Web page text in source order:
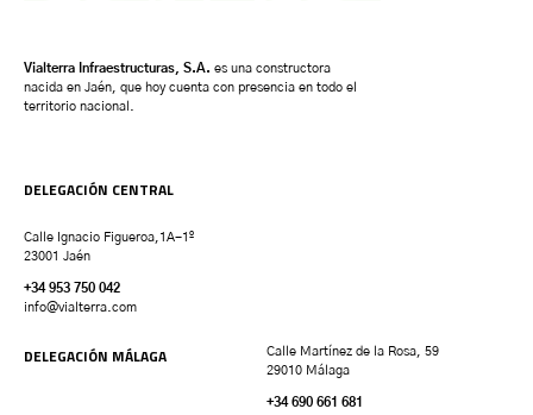
Vialterra Infraestructuras, S.A. es una constructora
nacida en Jaén, que hoy cuenta con presencia en todo el
territorio nacional.
DELEGACIÓN CENTRAL
Calle Ignacio Figueroa,1A-1º
23001 Jaén
+34 953 750 042
info@vialterra.com
DELEGACIÓN MÁLAGA
Calle Martínez de la Rosa, 59
29010 Málaga
+34 690 661 681